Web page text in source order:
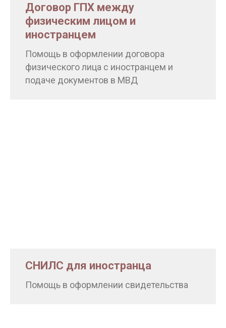
Договор ГПХ между
физическим лицом и
иностранцем
Помощь в оформлении договора
физического лица с иностранцем и
подаче документов в МВД
СНИЛС для иностранца
Помощь в оформлении свидетельства